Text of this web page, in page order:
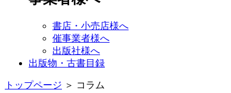
書店・小売店様へ
催事業者様へ
出版社様へ
出版物・古書目録
トップページ ＞ コラム